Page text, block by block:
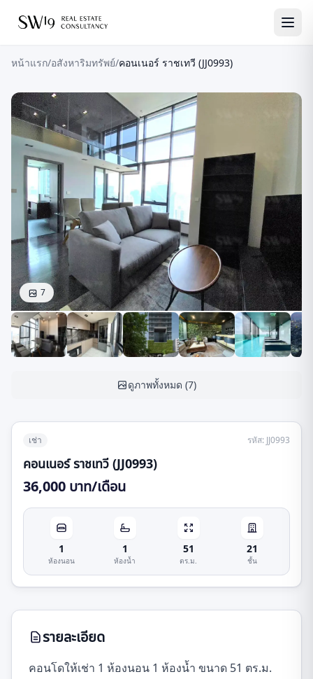
หน้าแรก/อสังหาริมทรัพย์/คอนเนอร์ ราชเทวี (JJ0993)
7
ดูภาพทั้งหมด (7)
เช่า รหัส: JJ0993
คอนเนอร์ ราชเทวี (JJ0993)
36,000 บาท/เดือน
1
ห้องนอน
1
ห้องน้ำ
51
ตร.ม.
21
ชั้น
รายละเอียด
คอนโดให้เช่า 1 ห้องนอน 1 ห้องน้ำ ขนาด 51 ตร.ม.